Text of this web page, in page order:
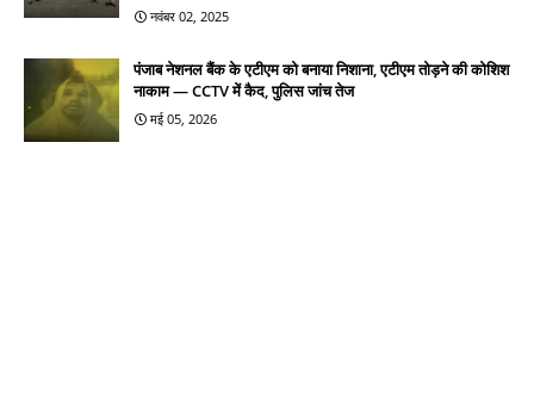
नवंबर 02, 2025
पंजाब नेशनल बैंक के एटीएम को बनाया निशाना, एटीएम तोड़ने की कोशिश
नाकाम — CCTV में कैद, पुलिस जांच तेज
मई 05, 2026